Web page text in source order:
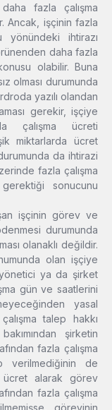
fazla çalışma
Ancak, işçinin fazla
yönündeki ihtirazı
daha fazla
olabilir. Buna
olması durumunda
yazılı olandan
gerekir, işçiye
çalışma ücreti
miktarlarda ücret
da ihtirazi
fazla çalışma
gerektiği sonucunu
işçinin görev ve
durumunda
olanaklı değildir.
olan işçiye
ya da şirket
gün ve saatlerini
yasal
talep hakkı
şirketin
fazla çalışma
verilmediğinin de
ücret alarak görev
fazla çalışma